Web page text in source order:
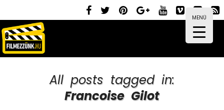
MENÜ
All posts tagged in:
Francoise Gilot